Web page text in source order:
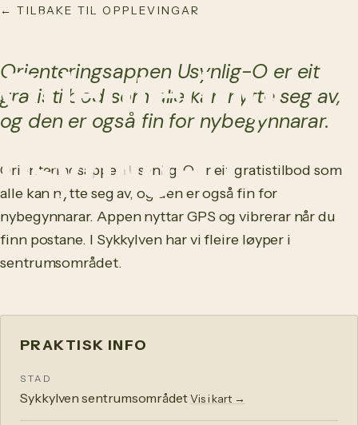
NO / EN
← TILBAKE TIL OPPLEVINGAR
Orientering
usynlig-O
Orienteringsappen Usynlig-O er eit
gratistilbod som alle kan nytte seg av,
og den er også fin for nybegynnarar.
Orienteringsappen Usynlig-O er eit gratistilbod som
alle kan nytte seg av, og den er også fin for
nybegynnarar. Appen nyttar GPS og vibrerar når du
finn postane. I Sykkylven har vi fleire løyper i
sentrumsområdet.
PRAKTISK INFO
STAD
Sykkylven sentrumsområdetVis i kart →